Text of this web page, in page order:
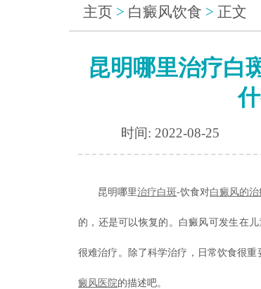
主页 > 白癜风饮食 > 正文
昆明哪里治疗白
时间: 2022-08-25
昆明哪里治疗白斑-饮食对白癜风的治
的，还是可以恢复的。白癜风可发生在
很难治疗。除了科学治疗，日常饮食很
癜风医院的描述吧。